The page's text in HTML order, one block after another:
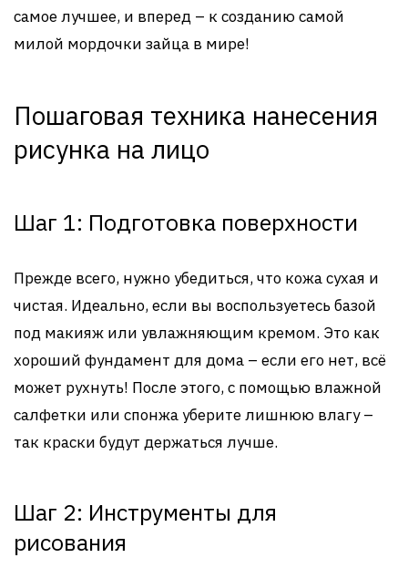
самое лучшее, и вперед – к созданию самой
милой мордочки зайца в мире!
Пошаговая техника нанесения
рисунка на лицо
Шаг 1: Подготовка поверхности
Прежде всего, нужно убедиться, что кожа сухая и
чистая. Идеально, если вы воспользуетесь базой
под макияж или увлажняющим кремом. Это как
хороший фундамент для дома – если его нет, всё
может рухнуть! После этого, с помощью влажной
салфетки или спонжа уберите лишнюю влагу –
так краски будут держаться лучше.
Шаг 2: Инструменты для
рисования